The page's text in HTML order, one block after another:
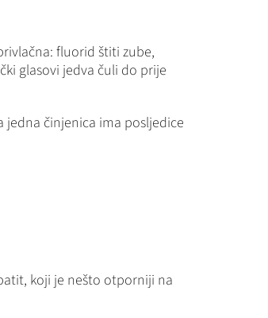
fluorid štiti zube,
glasovi jedva čuli do prije
činjenica ima posljedice
koji je nešto otporniji na